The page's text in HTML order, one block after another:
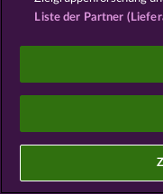
(Re-
werden könnte,
werblichen Inhalte.
nicht bestätigen,
Rechtsgrundlage:
13.2 Push-
Liste der Partner